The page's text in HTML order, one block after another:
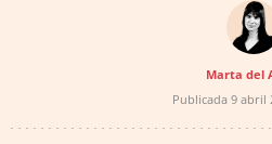
Marta del
Publicada 9 abril